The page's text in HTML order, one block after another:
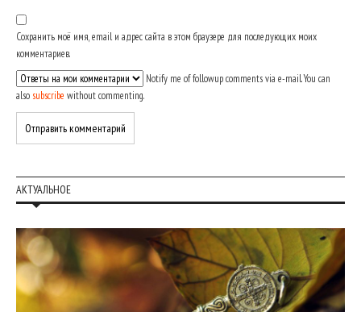
Сохранить моё имя, email и адрес сайта в этом браузере для последующих моих
комментариев.
Notify me of followup comments via e-mail. You can
also subscribe without commenting.
АКТУАЛЬНОЕ